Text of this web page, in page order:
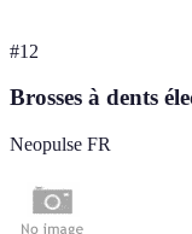
#12
Brosses à dents
Neopulse FR